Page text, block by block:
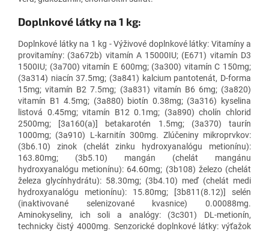
Doplnkové látky na 1 kg:
Doplnkové látky na 1 kg - Výživové doplnkové látky: Vitamíny a
provitamíny: (3a672b) vitamín A 15000IU; (E671) vitamín D3
1500IU; (3a700) vitamín E 600mg; (3a300) vitamín C 150mg;
(3a314) niacín 37.5mg; (3a841) kalcium pantotenát, D-forma
15mg; vitamín B2 7.5mg; (3a831) vitamín B6 6mg; (3a820)
vitamín B1 4.5mg; (3a880) biotín 0.38mg; (3a316) kyselina
listová 0.45mg; vitamín B12 0.1mg; (3a890) cholín chlorid
2500mg; [3a160(a)] betakarotén 1.5mg; (3a370) taurín
1000mg; (3a910) L-karnitín 300mg. Zlúčeniny mikroprvkov:
(3b6.10) zinok (chelát zinku hydroxyanalógu metionínu):
163.80mg; (3b5.10) mangán (chelát mangánu
hydroxyanalógu metionínu): 64.60mg; (3b108) železo (chelát
železa glycínhydrátu): 58.30mg; (3b4.10) meď (chelát medi
hydroxyanalógu metionínu): 15.80mg; [3b811(8.12)] selén
(inaktivované selenizované kvasnice) 0.00088mg.
Aminokyseliny, ich soli a analógy: (3c301) DL-metionín,
technicky čistý 4000mg. Senzorické doplnkové látky: výťažok